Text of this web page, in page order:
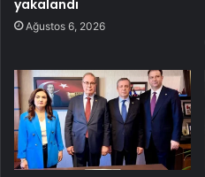
yakalandı
Ağustos 6, 2026